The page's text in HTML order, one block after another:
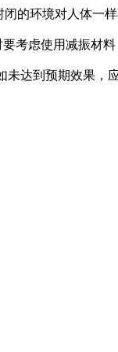
的环境对人体一
考虑使用减振材
达到预期效果